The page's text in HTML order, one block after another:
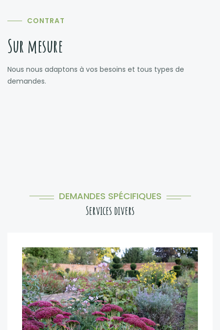
CONTRAT
Sur mesure
Nous nous adaptons à vos besoins et tous types de
demandes.
DEMANDES SPÉCIFIQUES
Services divers